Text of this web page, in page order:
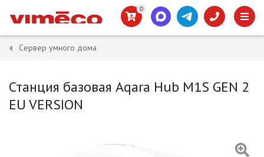
0
Сервер умного дома
Станция базовая Aqara Hub M1S GEN 2
EU VERSION